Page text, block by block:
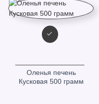
Оленья печень
Кусковая 500 грамм